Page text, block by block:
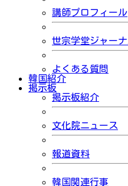
講師プロフィール
世宗学堂ジャー
よくある質問
韓国紹介
掲示板
掲示板紹介
文化院ニュース
報道資料
韓国関連行事